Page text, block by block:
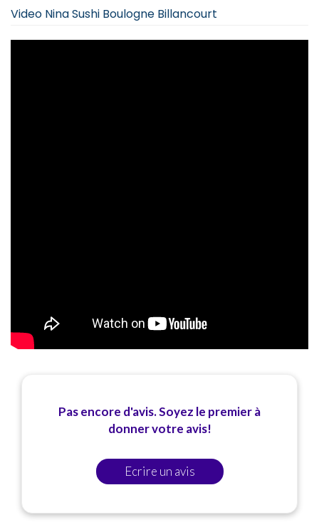
Video Nina Sushi Boulogne Billancourt
Pas encore d'avis. Soyez le premier à
donner votre avis!
Ecrire un avis